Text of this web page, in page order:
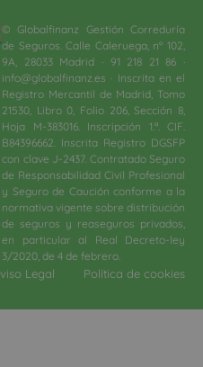
© Globalfinanz Gestión Correduría
de Seguros. Calle Caleruega, nº 102,
9A, 28033 Madrid · 91 218 21 86 ·
info@globalfinanz.es · Inscrita en el
Registro Mercantil de Madrid, Tomo
21530, Libro 0, Folio 206, Sección 8,
Hoja M-383016. Inscripción 1.ª. CIF.
B84396662. Inscrita Registro DGSFP
con clave J-2437. Contratado Seguro
de Responsabilidad Civil Profesional
y Seguro de Caución conforme a la
normativa vigente sobre distribución
de seguros y reaseguros privados,
en particular al Real Decreto-ley
3/2020, de 4 de febrero.​
Legal Política de cookies